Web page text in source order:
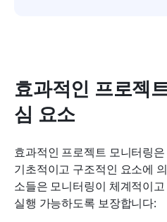
효과적인 프로젝
심 요소
효과적인 프로젝트 모니터링
기초적이고 구조적인 요소에
소들은 모니터링이 체계적이
실행 가능하도록 보장합니다: